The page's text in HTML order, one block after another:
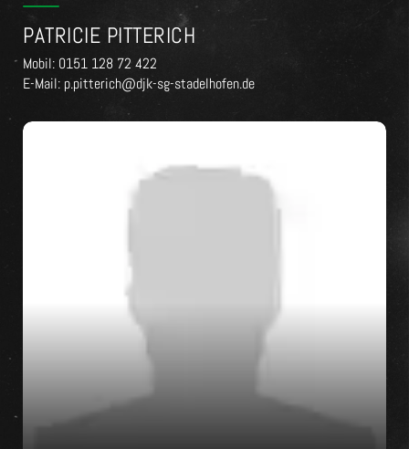
PATRICIE PITTERICH
Mobil: 0151 128 72 422
E-Mail: p.pitterich@djk-sg-stadelhofen.de